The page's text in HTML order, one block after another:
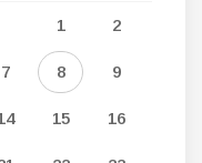
1 2
7 8 9
15 16